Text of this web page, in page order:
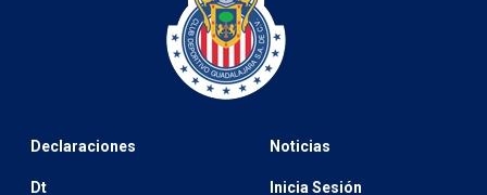
Declaraciones
Dt
Noticias
Inicia Sesión